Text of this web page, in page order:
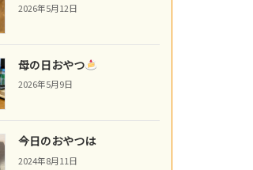
2026年5月12日
母の日おやつ
2026年5月9日
今日のおやつは
2024年8月11日